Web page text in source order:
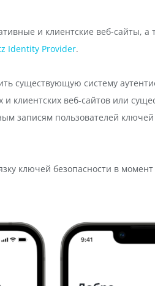
и клиентские веб-сайты, а
Identity Provider.
существующую систему
клиентских веб-сайтов или
записям пользователей
ключей безопасности в